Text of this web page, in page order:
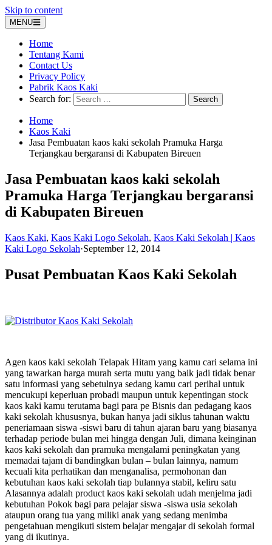
Skip to content
MENU
Home
Tentang Kami
Contact Us
Privacy Policy
Pabrik Kaos Kaki
Search for:
Home
Kaos Kaki
Jasa Pembuatan kaos kaki sekolah Pramuka Harga
Terjangkau bergaransi di Kabupaten Bireuen
Jasa Pembuatan kaos kaki sekolah
Pramuka Harga Terjangkau bergaransi
di Kabupaten Bireuen
Kaos Kaki, Kaos Kaki Logo Sekolah, Kaos Kaki Sekolah | Kaos
Kaki Logo Sekolah·September 12, 2014
Pusat Pembuatan Kaos Kaki Sekolah
Agen kaos kaki sekolah Telapak Hitam yang kamu cari selama ini
yang tawarkan harga murah serta mutu yang baik jadi tidak benar
satu informasi yang sebetulnya sedang kamu cari perihal untuk
mencukupi keperluan probadi maupun untuk kepentingan stock
kaos kaki kamu terutama bagi para pe Bisnis dan pedagang kaos
kaki sekolah khususnya, bukan hanya jadi siklus tahunan waktu
peneriamaan siswa -siswi baru di tahun ajaran baru yang biasanya
terhadap periode bulan mei hingga dengan Juli, dimana keinginan
kaos kaki sekolah dan pramuka mengalami peningkatan yang
memadai tajam di bandingkan bulan – bulan lainnya, namum
kecuali kita perhatikan dan menganalisa, permohonan dan
kebutuhan kaos kaki sekolah tiap bulannya stabil, keliru satu
Alasannya adalah product kaos kaki sekolah udah menjelma jadi
kebutuhan Pokok bagi para pelajar siswa -siswa usia sekolah
ataupun orang tua yang miliki anak yang sedang menimba
pengetahuan mengikuti sistem belajar mengajar di sekolah formal
yang di ikutinya.